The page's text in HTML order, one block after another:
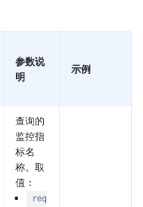
参数说
明
示例
查询的
监控指
标名
称。取
值：
req